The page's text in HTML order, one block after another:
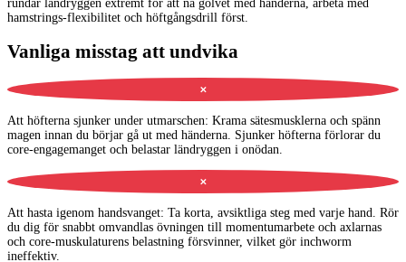
rundar ländryggen extremt för att nå golvet med händerna, arbeta med
hamstrings-flexibilitet och höftgångsdrill först.
Vanliga misstag att undvika
✕
Att höfterna sjunker under utmarschen: Krama sätesmusklerna och spänn
magen innan du börjar gå ut med händerna. Sjunker höfterna förlorar du
core-engagemanget och belastar ländryggen i onödan.
✕
Att hasta igenom handsvanget: Ta korta, avsiktliga steg med varje hand. Rör
du dig för snabbt omvandlas övningen till momentumarbete och axlarnas
och core-muskulaturens belastning försvinner, vilket gör inchworm
ineffektiv.